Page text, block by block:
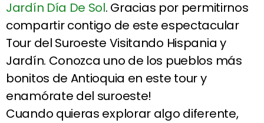
Jardín Día De Sol. Gracias por permitirnos
compartir contigo de este espectacular
Tour del Suroeste Visitando Hispania y
Jardín. Conozca uno de los pueblos más
bonitos de Antioquia en este tour y
enamórate del suroeste!
Cuando quieras explorar algo diferente,